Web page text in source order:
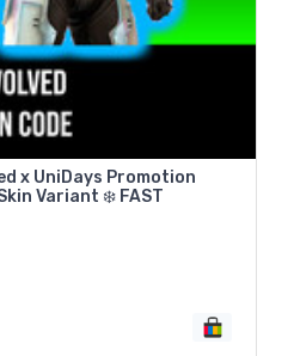
x UniDays Promotion
Variant ❄️ FAST